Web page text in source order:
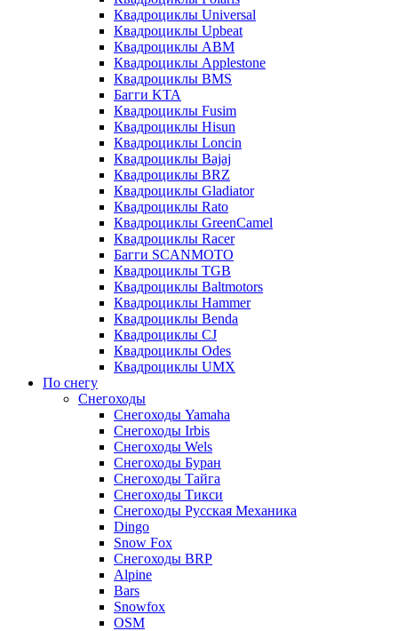
Квадроциклы Universal
Квадроциклы Upbeat
Квадроциклы ABM
Квадроциклы Applestone
Квадроциклы BMS
Багги KTA
Квадроциклы Fusim
Квадроциклы Hisun
Квадроциклы Loncin
Квадроциклы Bajaj
Квадроциклы BRZ
Квадроциклы Gladiator
Квадроциклы Rato
Квадроциклы GreenCamel
Квадроциклы Racer
Багги SCANMOTO
Квадроциклы TGB
Квадроциклы Baltmotors
Квадроциклы Hammer
Квадроциклы Benda
Квадроциклы CJ
Квадроциклы Odes
Квадроциклы UMX
По снегу
Снегоходы
Снегоходы Yamaha
Снегоходы Irbis
Снегоходы Wels
Снегоходы Буран
Снегоходы Тайга
Снегоходы Тикси
Снегоходы Русская Механика
Dingo
Snow Fox
Снегоходы BRP
Alpine
Bars
Snowfox
OSM